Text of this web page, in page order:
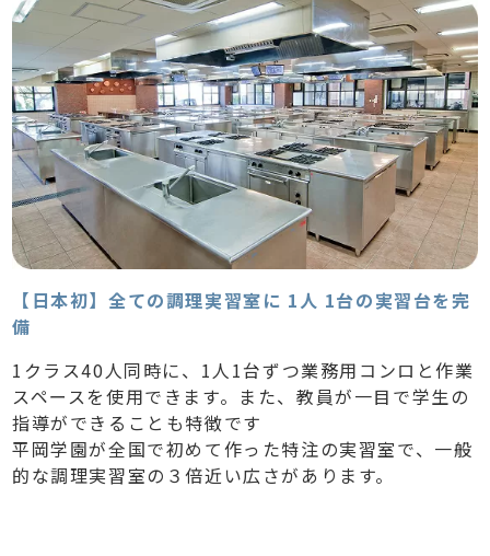
【日本初】全ての調理実習室に 1人 1台の実習台を完
備
1クラス40人同時に、1人1台ずつ業務用コンロと作業
スペースを使用できます。また、教員が一目で学生の
指導ができることも特徴です
平岡学園が全国で初めて作った特注の実習室で、一般
的な調理実習室の３倍近い広さがあります。